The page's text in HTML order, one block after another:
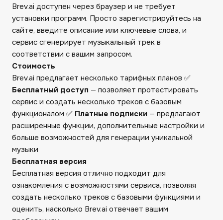
Brev.ai доступен через браузер и не требует
установки программ. Просто зарегистрируйтесь на
сайте, введите описание или ключевые слова, и
сервис сгенерирует музыкальный трек в
соответствии с вашим запросом.
Стоимость
Brev.ai предлагает несколько тарифных планов ✅
Бесплатный доступ — позволяет протестировать
сервис и создать несколько треков с базовым
функционалом ✅ Платные подписки — предлагают
расширенные функции, дополнительные настройки и
больше возможностей для генерации уникальной
музыки
Бесплатная версия
Бесплатная версия отлично подходит для
ознакомления с возможностями сервиса, позволяя
создать несколько треков с базовыми функциями и
оценить, насколько Brev.ai отвечает вашим